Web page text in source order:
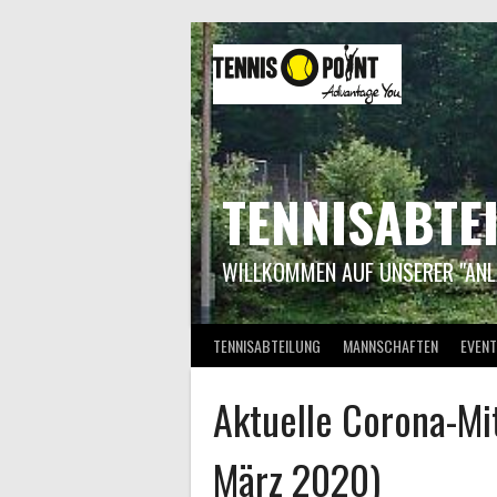
WILLKOMMEN AUF UNSERER
TENNISABTEILUNG MANNSCHAFTEN
Aktuelle Corona-
März 2020)